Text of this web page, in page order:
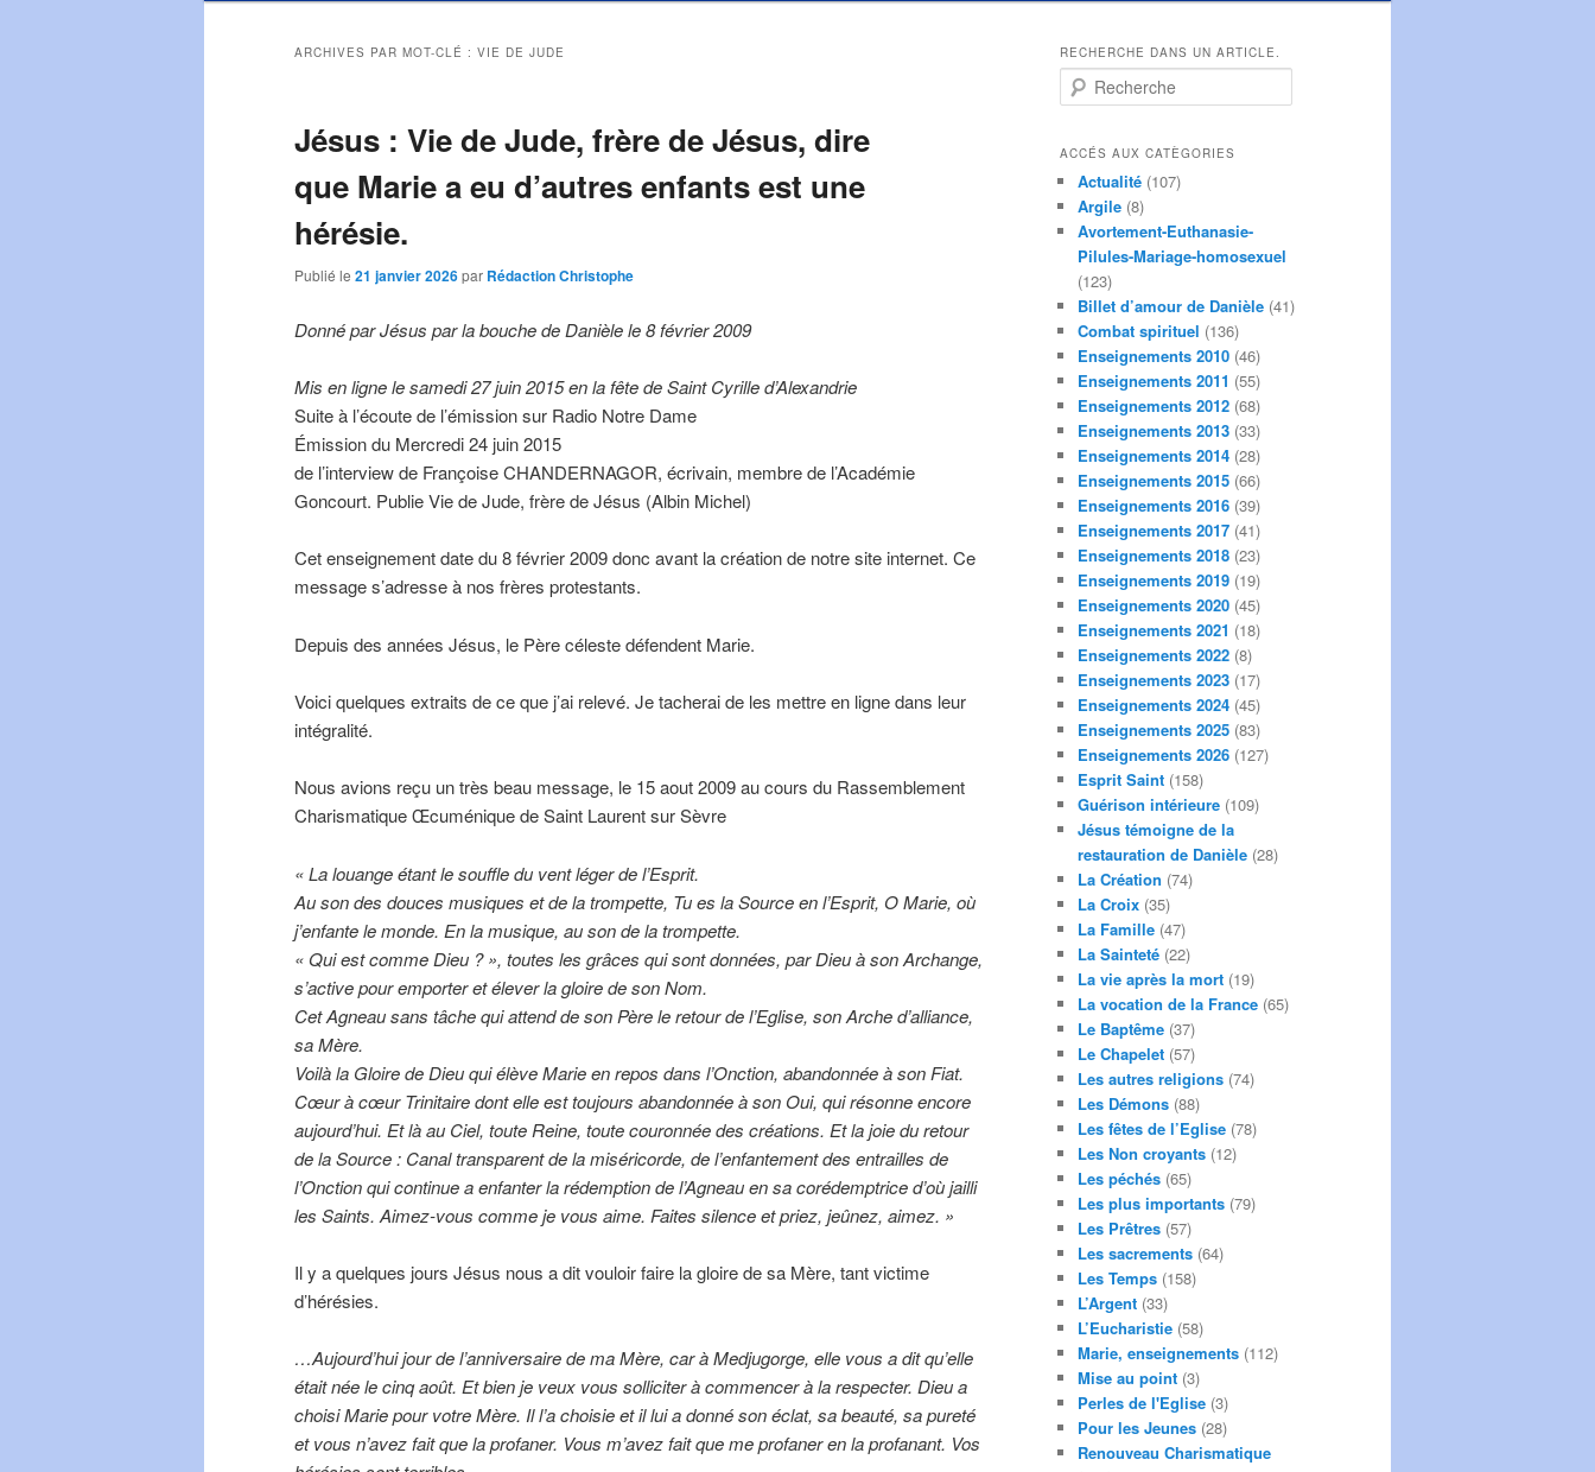
ARCHIVES PAR MOT-CLÉ : VIE DE JUDE
Jésus : Vie de Jude, frère de Jésus, dire
que Marie a eu d’autres enfants est une
hérésie.
Publié le 21 janvier 2026par Rédaction Christophe
Donné par Jésus par la bouche de Danièle le 8 février 2009
Mis en ligne le samedi 27 juin 2015 en la fête de Saint Cyrille d’Alexandrie
Suite à l’écoute de l’émission sur Radio Notre Dame
Émission du Mercredi 24 juin 2015
de l’interview de Françoise CHANDERNAGOR, écrivain, membre de l’Académie
Goncourt. Publie Vie de Jude, frère de Jésus (Albin Michel)
Cet enseignement date du 8 février 2009 donc avant la création de notre site internet. Ce
message s’adresse à nos frères protestants.
Depuis des années Jésus, le Père céleste défendent Marie.
Voici quelques extraits de ce que j’ai relevé. Je tacherai de les mettre en ligne dans leur
intégralité.
Nous avions reçu un très beau message, le 15 aout 2009 au cours du Rassemblement
Charismatique Œcuménique de Saint Laurent sur Sèvre
« La louange étant le souffle du vent léger de l’Esprit.
Au son des douces musiques et de la trompette, Tu es la Source en l’Esprit, O Marie, où
j’enfante le monde. En la musique, au son de la trompette.
« Qui est comme Dieu ? », toutes les grâces qui sont données, par Dieu à son Archange,
s’active pour emporter et élever la gloire de son Nom.
Cet Agneau sans tâche qui attend de son Père le retour de l’Eglise, son Arche d’alliance,
sa Mère.
Voilà la Gloire de Dieu qui élève Marie en repos dans l’Onction, abandonnée à son Fiat.
Cœur à cœur Trinitaire dont elle est toujours abandonnée à son Oui, qui résonne encore
aujourd’hui. Et là au Ciel, toute Reine, toute couronnée des créations. Et la joie du retour
de la Source : Canal transparent de la miséricorde, de l’enfantement des entrailles de
l’Onction qui continue a enfanter la rédemption de l’Agneau en sa corédemptrice d’où jailli
les Saints. Aimez-vous comme je vous aime. Faites silence et priez, jeûnez, aimez. »
Il y a quelques jours Jésus nous a dit vouloir faire la gloire de sa Mère, tant victime
d’hérésies.
…Aujourd’hui jour de l’anniversaire de ma Mère, car à Medjugorge, elle vous a dit qu’elle
était née le cinq août. Et bien je veux vous solliciter à commencer à la respecter. Dieu a
choisi Marie pour votre Mère. Il l’a choisie et il lui a donné son éclat, sa beauté, sa pureté
et vous n’avez fait que la profaner. Vous m’avez fait que me profaner en la profanant. Vos
RECHERCHE DANS UN ARTICLE.
e
h
c
h
ACCÉS AUX CATÈGORIES
Actualité (107)
Argile (8)
Avortement-Euthanasie-
Pilules-Mariage-homosexuel
(123)
Billet d’amour de Danièle (41)
Combat spirituel (136)
Enseignements 2010 (46)
Enseignements 2011 (55)
Enseignements 2012 (68)
Enseignements 2013 (33)
Enseignements 2014 (28)
Enseignements 2015 (66)
Enseignements 2016 (39)
Enseignements 2017 (41)
Enseignements 2018 (23)
Enseignements 2019 (19)
Enseignements 2020 (45)
Enseignements 2021 (18)
Enseignements 2022 (8)
Enseignements 2023 (17)
Enseignements 2024 (45)
Enseignements 2025 (83)
Enseignements 2026 (127)
Esprit Saint (158)
Guérison intérieure (109)
Jésus témoigne de la
restauration de Danièle (28)
La Création (74)
La Croix (35)
La Famille (47)
La Sainteté (22)
La vie après la mort (19)
La vocation de la France (65)
Le Baptême (37)
Le Chapelet (57)
Les autres religions (74)
Les Démons (88)
Les fêtes de l’Eglise (78)
Les Non croyants (12)
Les péchés (65)
Les plus importants (79)
Les Prêtres (57)
Les sacrements (64)
Les Temps (158)
L’Argent (33)
L’Eucharistie (58)
Marie, enseignements (112)
Mise au point (3)
Perles de l'Eglise (3)
Pour les Jeunes (28)
Renouveau Charismatique